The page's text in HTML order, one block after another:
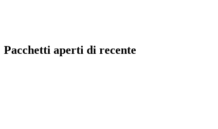
Pacchetti aperti di recente